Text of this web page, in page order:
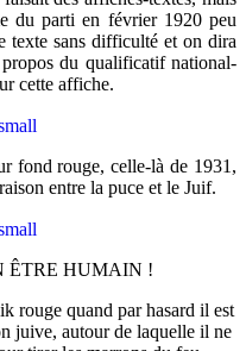
du parti en février 1920 peu
texte sans difficulté et on dira
du qualificatif national-
cette affiche.
fond rouge, celle-là de 1931,
entre la puce et le Juif.
ÊTRE HUMAIN !
rouge quand par hasard il est
juive, autour de laquelle il ne